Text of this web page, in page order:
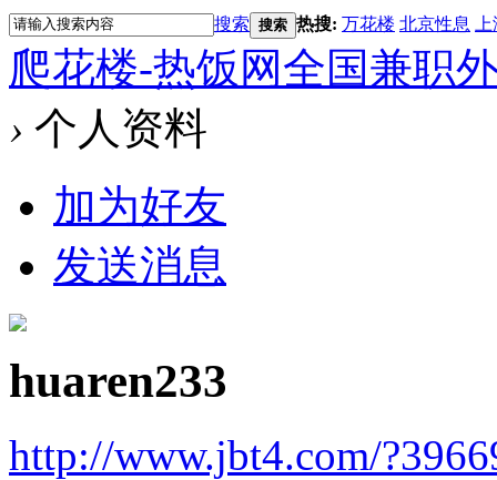
搜索 搜索 热搜: 万花楼 北京性息
爬花楼-热饭网全国兼职
› 个人资料
加为好友
发送消息
huaren233
http://www.jbt4.com/